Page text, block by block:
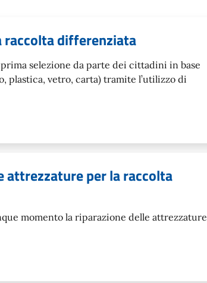
differenziata
selezione da parte dei cittadini in base
plastica, vetro, carta) tramite l’utilizzo di
attrezzature per la raccolta
momento la riparazione delle attrezzature